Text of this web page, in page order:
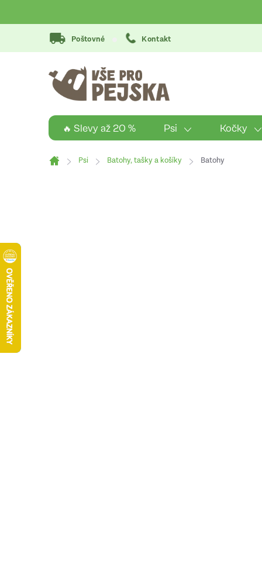
na
Poštovné Kontakt
🔥 Slevy až 20 % Psi Kočky
Domů
Psi Batohy, tašky a košíky Batohy